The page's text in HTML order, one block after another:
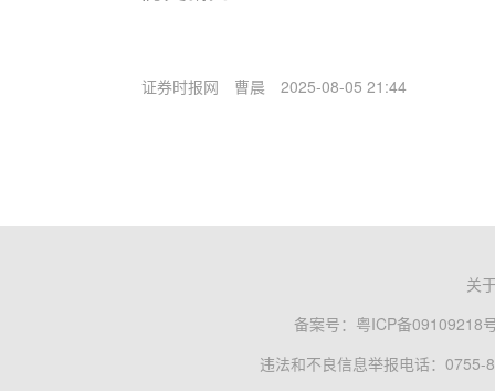
证券时报网 曹晨 2025-08-05 21:44
关
备案号： 粤ICP备09109218
违法和不良信息举报电话：0755-